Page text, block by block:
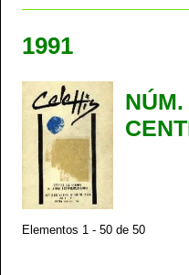
1991
Elementos 1 - 50 de 50